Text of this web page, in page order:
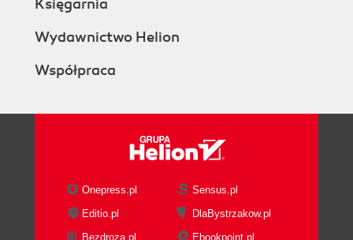
Księgarnia
Wydawnictwo Helion
Współpraca
Onepress.pl
Sensus.pl
Editio.pl
DlaBystrzakow.pl
Bezdroza.pl
Ebookpoint.pl